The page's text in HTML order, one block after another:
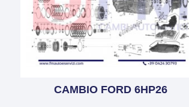
CAMBIO FORD 6HP26